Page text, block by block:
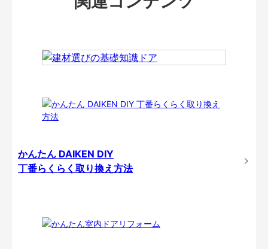
かんたん DAIKEN DIY
丁番らくらく取り換え方法